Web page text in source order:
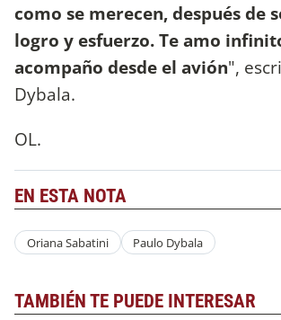
como se merecen, después de
logro y esfuerzo. Te amo
acompaño desde el avión",
Dybala.
OL.
EN ESTA NOTA
Oriana Sabatini Paulo Dybala
TAMBIÉN TE PUEDE INTERESAR